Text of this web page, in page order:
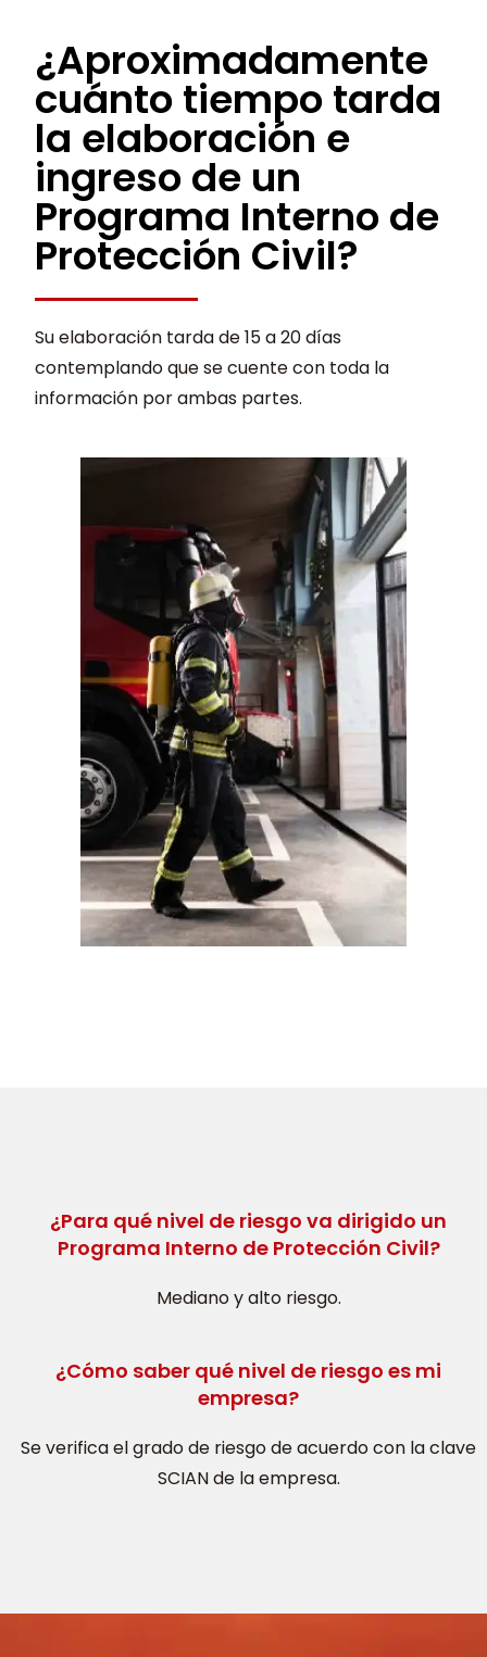
¿Aproximadamente
cuánto tiempo tarda
la elaboración e
ingreso de un
Programa Interno de
Protección Civil?
Su elaboración tarda de 15 a 20 días
contemplando que se cuente con toda la
información por ambas partes.
¿Para qué nivel de riesgo va dirigido un
Programa Interno de Protección Civil?
Mediano y alto riesgo.
¿Cómo saber qué nivel de riesgo es mi
empresa?
Se verifica el grado de riesgo de acuerdo con la clave
SCIAN de la empresa.